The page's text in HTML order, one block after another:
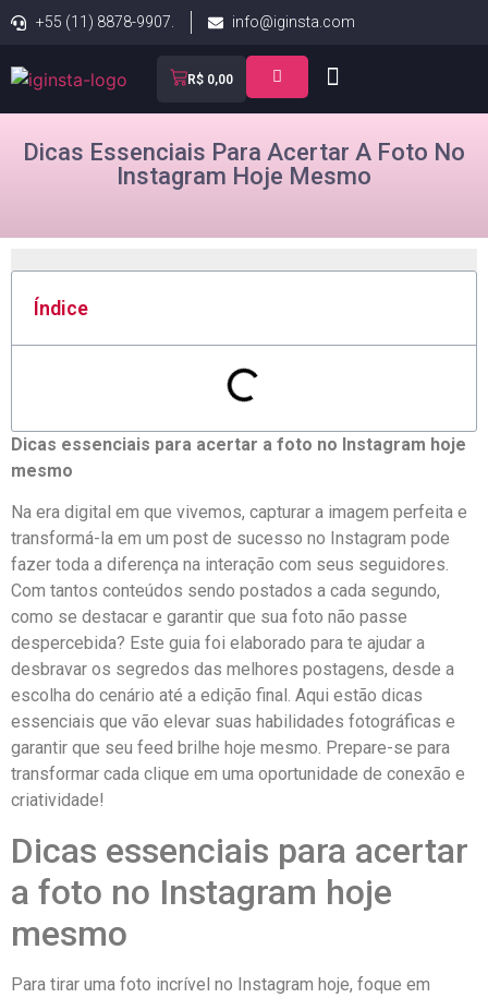
+55 (11) 8878-9907. info@iginsta.com
R$ 0,00
Dicas Essenciais Para Acertar A Foto No
Instagram Hoje Mesmo
Índice
Dicas essenciais⁣ para acertar ⁣a foto no Instagram⁤ hoje
mesmo
Na ​era digital em que vivemos, capturar a imagem perfeita e
transformá-la‍ em um post de sucesso ​no‌ Instagram pode
fazer toda a⁤ diferença na interação ​com seus seguidores.⁤
Com tantos conteúdos sendo postados a ⁢cada segundo,
‌como ⁣se destacar e garantir que sua foto não passe
despercebida? Este‌ guia foi elaborado para ⁣te ajudar a
desbravar os segredos das melhores postagens, desde a⁣
escolha do cenário até a edição final. Aqui ‍estão ‍dicas
essenciais que ⁣vão⁤ elevar suas habilidades fotográficas⁤ e
garantir‌ que seu feed brilhe hoje​ mesmo. Prepare-se para
transformar⁤ cada ⁢clique em uma oportunidade de conexão e
⁢criatividade!
Dicas essenciais‌ para​ acertar
a foto no Instagram hoje
mesmo
Para tirar ⁢uma foto incrível ⁣no⁢ Instagram‌ hoje, foque em